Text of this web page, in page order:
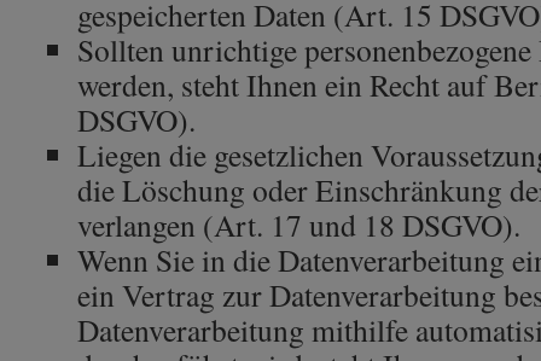
gespeicherten Daten (Art. 15
Sollten unrichtige
werden, steht Ihnen ein Recht auf
DSGVO).
Liegen die gesetzlichen
die Löschung oder Einschränkung
verlangen (Art. 17 und 18 DSGVO).
Wenn Sie in die Datenverarbeitung
ein Vertrag zur Datenverarbeitung
Datenverarbeitung mithilfe